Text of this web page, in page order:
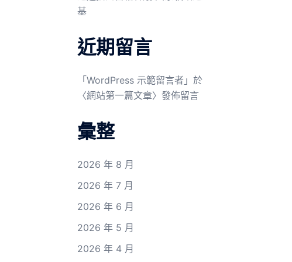
基
近期留言
「 WordPress 示範留言者 」於
〈網站第一篇文章〉發佈留言
彙整
2026 年 8 月
2026 年 7 月
2026 年 6 月
2026 年 5 月
2026 年 4 月